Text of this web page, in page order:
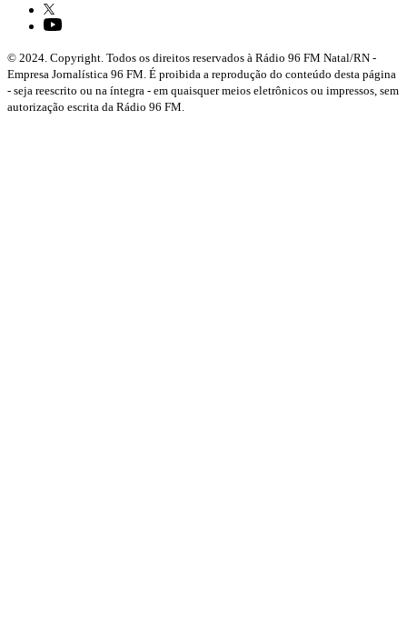
© 2024. Copyright. Todos os direitos reservados à Rádio 96 FM Natal/RN -
Empresa Jornalística 96 FM. É proibida a reprodução do conteúdo desta página
- seja reescrito ou na íntegra - em quaisquer meios eletrônicos ou impressos, sem
autorização escrita da Rádio 96 FM.